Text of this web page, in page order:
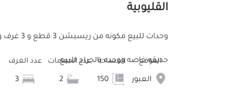
القليوبية
حديقه خاصه ووحده بالجراج للبيع
الموقع
العبور
المساحة عدد الحمامات عدد الغرف